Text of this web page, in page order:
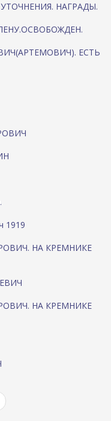
НАГРАДЫ.
ЕСТЬ
1919
НА КРЕМНИКЕ
НА КРЕМНИКЕ